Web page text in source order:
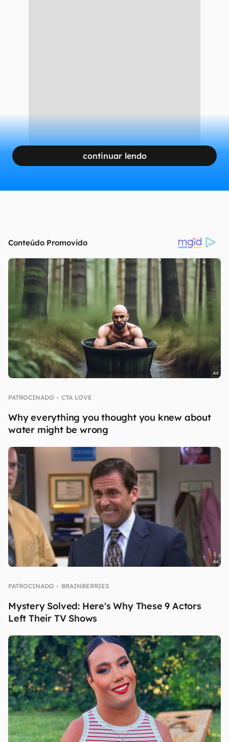
continuar lendo